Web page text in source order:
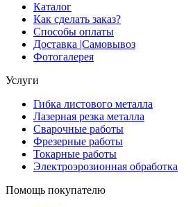
Каталог
Как сделать заказ?
Способы оплаты
Доставка |Cамовывоз
Фотогалерея
Услуги
Гибка листового металла
Лазерная резка металла
Сварочные работы
Фрезерные работы
Токарные работы
Электроэрозионная обработка
Помощь покупателю